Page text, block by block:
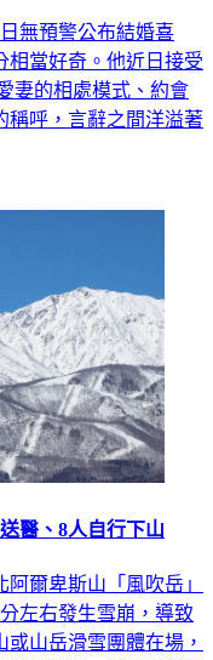
無預警公布結婚喜
相當好奇。他近日接受
妻的相處模式、約會
稱呼，言辭之間洋溢著
醫、8人自行下山
爾卑斯山「風吹岳」
左右發生雪崩，導致
山岳滑雪團體在場，